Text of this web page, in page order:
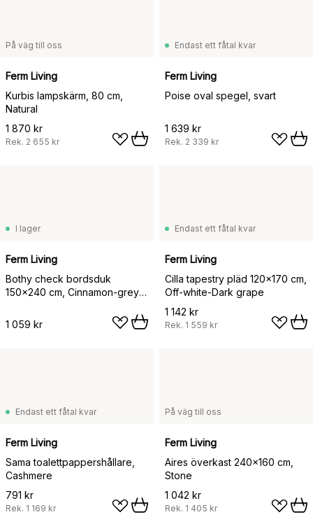
På väg till oss
Ferm Living
Kurbis lampskärm, 80 cm,
Natural
1 870 kr
Rek. 2 655 kr
Endast ett fåtal kvar
Ferm Living
Poise oval spegel, svart
1 639 kr
Rek. 2 339 kr
I lager
Ferm Living
Bothy check bordsduk
150x240 cm, Cinnamon-grey
1 059 kr
Endast ett fåtal kvar
Ferm Living
Cilla tapestry pläd 120x170 cm,
Off-white-Dark grape
1 142 kr
Rek. 1 559 kr
Endast ett fåtal kvar
Ferm Living
Sama toalettpappershållare,
Cashmere
791 kr
Rek. 1 169 kr
På väg till oss
Ferm Living
Aires överkast 240x160 cm,
Stone
1 042 kr
Rek. 1 405 kr